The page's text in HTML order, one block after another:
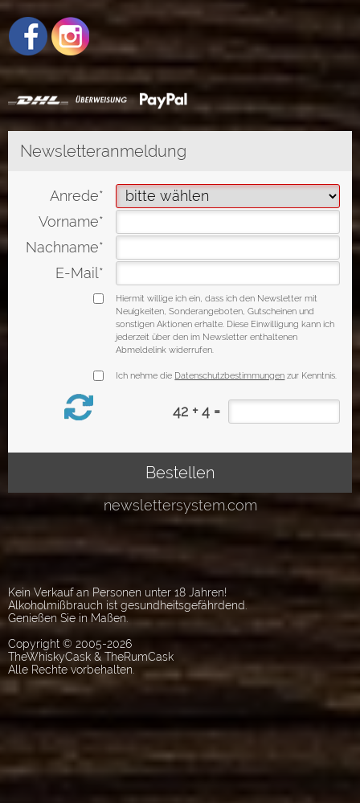
Kein Verkauf an Personen unter 18 Jahren!
Alkoholmißbrauch ist gesundheitsgefährdend.
Genießen Sie in Maßen.
Copyright © 2005-2026
TheWhiskyCask & TheRumCask
Alle Rechte vorbehalten.